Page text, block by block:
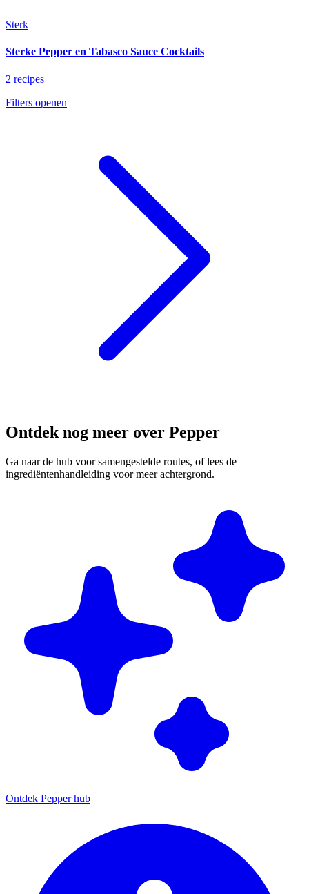
Sterk
Sterke Pepper en Tabasco Sauce Cocktails
2 recipes
Filters openen
Ontdek nog meer over Pepper
Ga naar de hub voor samengestelde routes, of lees de
ingrediëntenhandleiding voor meer achtergrond.
Ontdek Pepper hub